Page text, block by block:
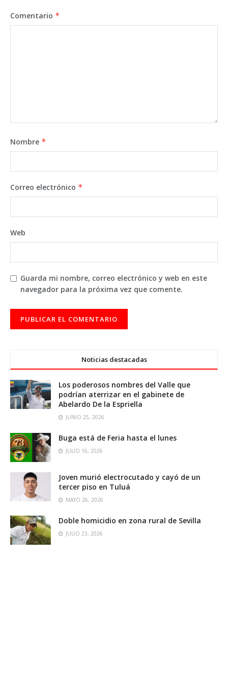
Comentario *
Nombre *
Correo electrónico *
Web
Guarda mi nombre, correo electrónico y web en este
navegador para la próxima vez que comente.
Noticias destacadas
Los poderosos nombres del Valle que
podrían aterrizar en el gabinete de
Abelardo De la Espriella
JUNIO 25, 2026
Buga está de Feria hasta el lunes
JULIO 16, 2026
Joven murió electrocutado y cayó de un
tercer piso en Tuluá
MAYO 26, 2026
Doble homicidio en zona rural de Sevilla
JULIO 23, 2026